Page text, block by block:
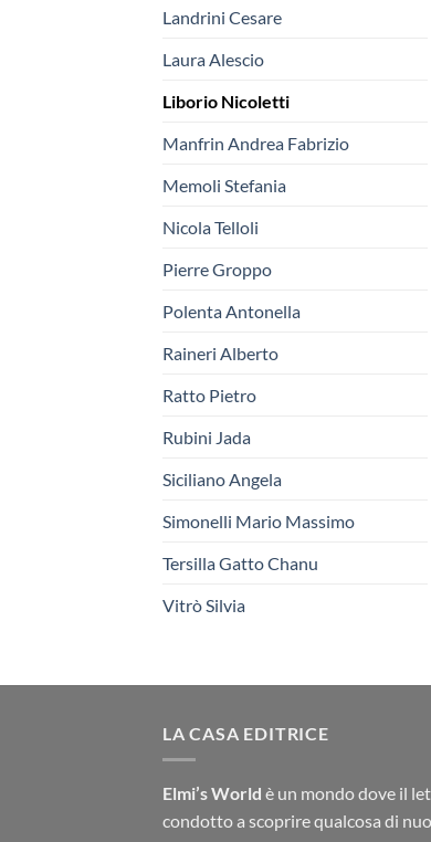
Landrini Cesare
Laura Alescio
Liborio Nicoletti
Manfrin Andrea Fabrizio
Memoli Stefania
Nicola Telloli
Pierre Groppo
Polenta Antonella
Raineri Alberto
Ratto Pietro
Rubini Jada
Siciliano Angela
Simonelli Mario Massimo
Tersilla Gatto Chanu
Vitrò Silvia
LA CASA EDITRICE
Elmi’s World è un mondo dove il
condotto a scoprire qualcosa di